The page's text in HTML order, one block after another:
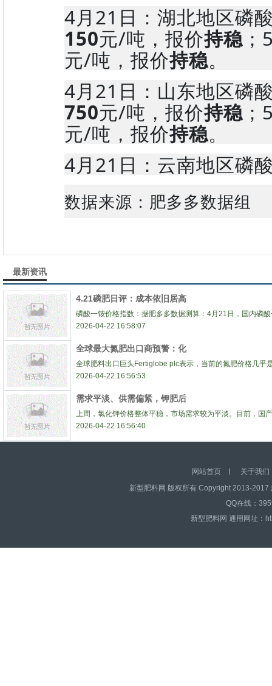
4月21日：湖北地区磷
150元/吨，报价持稳
元/吨，报价持稳。
4月21日：山东地区磷
750元/吨，报价持稳
元/吨，报价持稳。
4月21日：云南地区磷
数据来源：肥多多数据组
最新资讯
4.21磷肥日评：成本依旧居高
磷酸一铵价格指数：据肥多多数据测算：4月21日，国内磷
2026-04-22 16:58:07
全球最大氮肥出口商预警：化
全球肥料出口巨头Fertiglobe plc表示，当前的氮肥价格几乎
2026-04-22 16:56:53
需求平淡、供需偏紧，钾肥后
上周，氯化钾价格整体平稳，市场需求较为平淡。目前，国
2026-04-22 16:56:40
网站首页
关于我们
新型肥料网 版权所有 Copyright 2013-
QQ在线：
新型肥料网 通用网址：